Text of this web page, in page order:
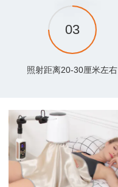
照射距离20-30厘米左右